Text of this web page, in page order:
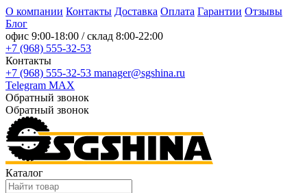
О компании Контакты Доставка Оплата Гарантии Отзывы
Блог
офис 9:00-18:00 / склад 8:00-22:00
+7 (968) 555-32-53
Контакты
+7 (968) 555-32-53 manager@sgshina.ru
Telegram MAX
Обратный звонок
Обратный звонок
Каталог